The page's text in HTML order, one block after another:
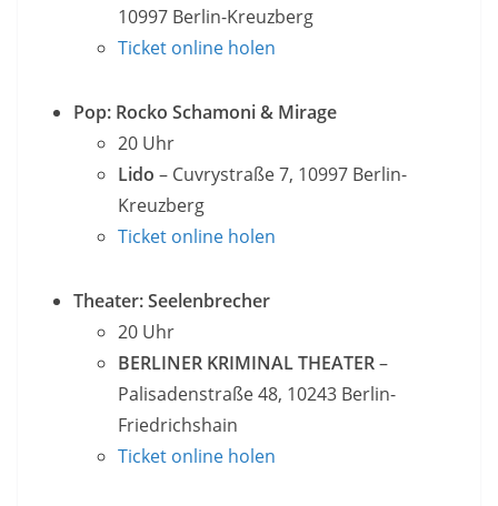
10997 Berlin-Kreuzberg
Ticket online holen
Pop: Rocko Schamoni & Mirage
20 Uhr
Lido – Cuvrystraße 7, 10997 Berlin-
Kreuzberg
Ticket online holen
Theater: Seelenbrecher
20 Uhr
BERLINER KRIMINAL THEATER–
Palisadenstraße 48, 10243 Berlin-
Friedrichshain
Ticket online holen